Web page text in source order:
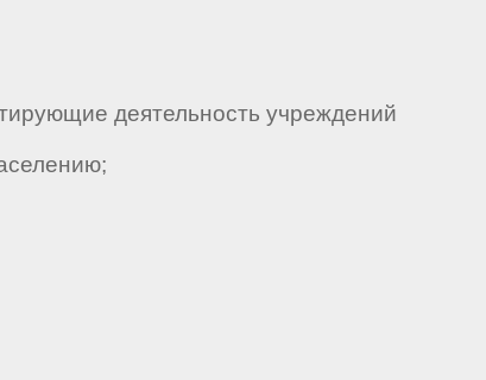
деятельность учреждений